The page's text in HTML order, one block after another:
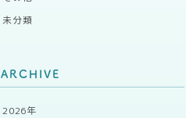
未分類
ARCHIVE
2026年